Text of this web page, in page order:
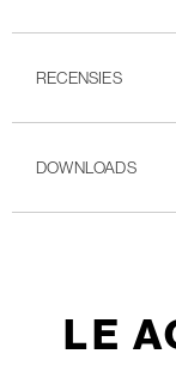
RECENSIES
DOWNLOADS
LE